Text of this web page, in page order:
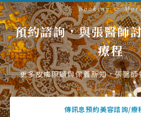
Booking &
預約諮詢，與張醫師
療程
更多皮膚照顧與保養新知，張醫
傳訊息預約美容諮詢/療